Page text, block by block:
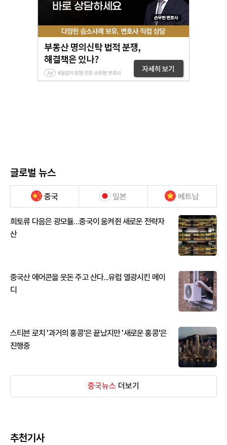
글로벌 뉴스
중국 일본 베트남
희토류 다음은 광모듈…중국이 움켜쥔 새로운 전략자
산
중국산 에어콘을 웃돈 주고 산다...유럽 열광시킨 메이
디
스티븐 로치 '과거의 홍콩'은 끝났지만 '새로운 홍콩'은
진행중
중국뉴스 더보기
추천기사